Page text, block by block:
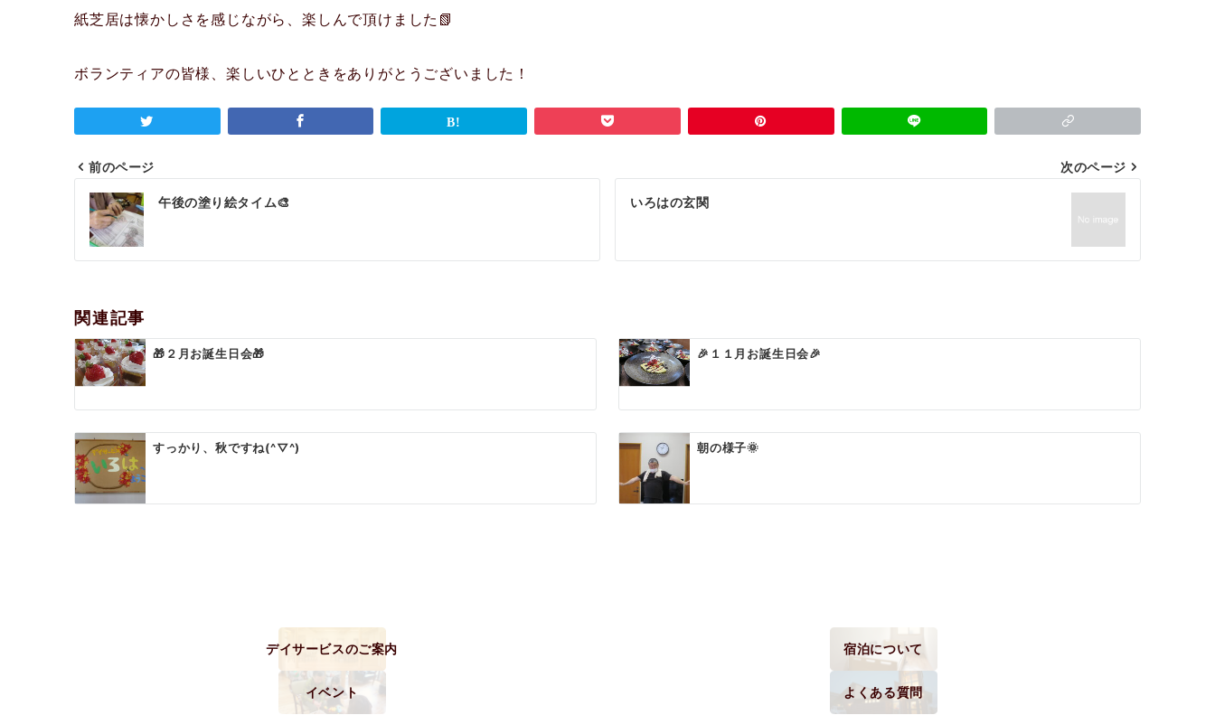
紙芝居は懐かしさを感じながら、楽しんで頂けました📗
ボランティアの皆様、楽しいひとときをありがとうございました！
投
稿
ナ
ゲ
ー
シ
ョ
ン
前のページ
午後の塗り絵タイム🎨
次のページ
いろはの玄関
関連記事
🎁２月お誕生日会🎁 🎉１１月お誕生日会🎉
すっかり、秋ですね(^▽^) 朝の様子🌞
デイサービスのご案内 宿泊について
イベント よくある質問